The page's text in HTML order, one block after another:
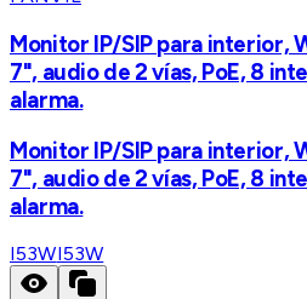
Monitor IP/SIP para interior,
7", audio de 2 vías, PoE, 8
alarma.
Monitor IP/SIP para interior,
7", audio de 2 vías, PoE, 8
alarma.
I53WI53W